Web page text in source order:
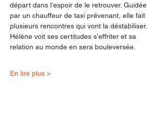
départ dans l’espoir de le retrouver. Guidée
par un chauffeur de taxi prévenant, elle fait
plusieurs rencontres qui vont la déstabiliser.
Hélène voit ses certitudes s’effriter et sa
relation au monde en sera bouleversée.
En lire plus >